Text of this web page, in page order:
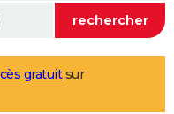
gratuitsur